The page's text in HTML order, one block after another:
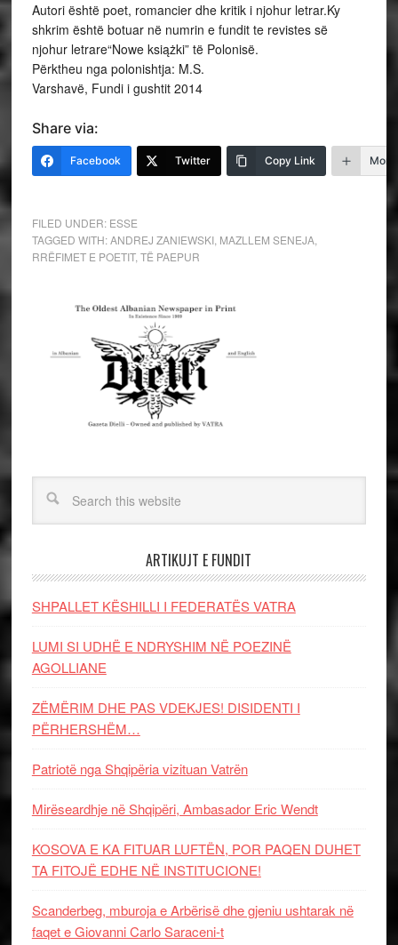
Autori është poet, romancier dhe kritik i njohur letrar.Ky
shkrim është botuar në numrin e fundit te revistes së
njohur letrare“Nowe książki” të Polonisë.
Përktheu nga polonishtja: M.S.
Varshavë, Fundi i gushtit 2014
Share via:
Facebook Twitter Copy Link More
FILED UNDER: ESSE
TAGGED WITH:ANDREJ ZANIEWSKI, MAZLLEM SENEJA,
RRËFIMET E POETIT, TË PAEPUR
ARTIKUJT E FUNDIT
SHPALLET KËSHILLI I FEDERATËS VATRA
LUMI SI UDHË E NDRYSHIM NË POEZINË
AGOLLIANE
ZËMËRIM DHE PAS VDEKJES! DISIDENTI I
PËRHERSHËM…
Patriotë nga Shqipëria vizituan Vatrën
Mirëseardhje në Shqipëri, Ambasador Eric Wendt
KOSOVA E KA FITUAR LUFTËN, POR PAQEN DUHET
TA FITOJË EDHE NË INSTITUCIONE!
Scanderbeg, mburoja e Arbërisë dhe gjeniu ushtarak në
faqet e Giovanni Carlo Saraceni-t